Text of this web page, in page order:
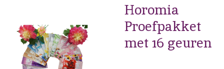
Horomia
Proefpakket
met 16 geuren